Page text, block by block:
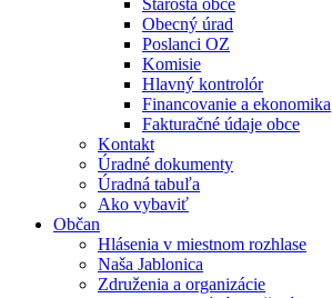
Starosta obce
Obecný úrad
Poslanci OZ
Komisie
Hlavný kontrolór
Financovanie a ekonomika
Fakturačné údaje obce
Kontakt
Úradné dokumenty
Úradná tabuľa
Ako vybaviť
Občan
Hlásenia v miestnom rozhlase
Naša Jablonica
Združenia a organizácie